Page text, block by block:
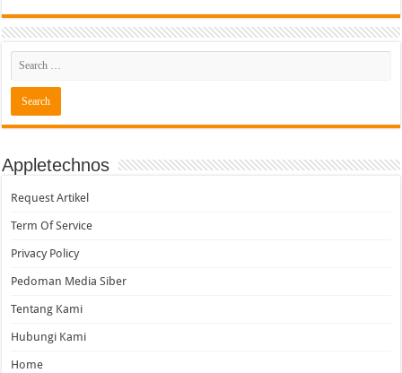
Appletechnos
Request Artikel
Term Of Service
Privacy Policy
Pedoman Media Siber
Tentang Kami
Hubungi Kami
Home